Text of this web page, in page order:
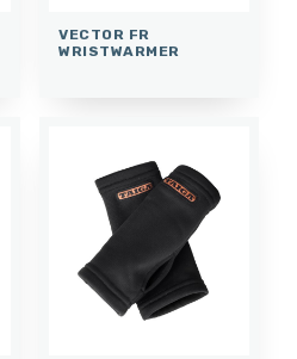
VECTOR FR
WRISTWARMER